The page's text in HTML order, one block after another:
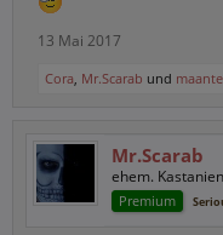
13 Mai 2017
Cora, Mr.Scarab und
Mr.Scarab
ehem.
Premium